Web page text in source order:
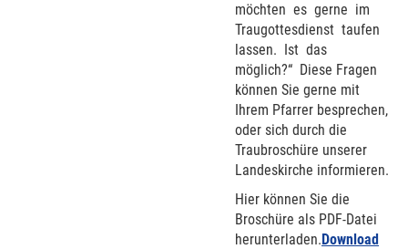
möchten es gerne im
Traugottesdienst taufen
lassen. Ist das
möglich?“ Diese Fragen
können Sie gerne mit
Ihrem Pfarrer besprechen,
oder sich durch die
Traubroschüre unserer
Landeskirche informieren.
Hier können Sie die
Broschüre als PDF-Datei
herunterladen.Download